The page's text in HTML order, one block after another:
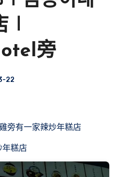
∣
旁
22
旁有一家辣炒年糕店
糕店